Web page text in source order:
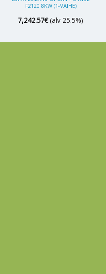
F2120 8KW (1-VAIHE)
7,242.57€ (alv 25.5%)